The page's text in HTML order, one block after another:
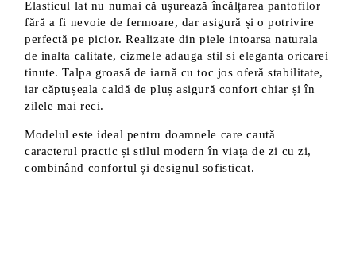
Elasticul lat nu numai că ușurează încălțarea pantofilor
fără a fi nevoie de fermoare, dar asigură și o potrivire
perfectă pe picior. Realizate din piele intoarsa naturala
de inalta calitate, cizmele adauga stil si eleganta oricarei
tinute. Talpa groasă de iarnă cu toc jos oferă stabilitate,
iar căptușeala caldă de pluș asigură confort chiar și în
zilele mai reci.
Modelul este ideal pentru doamnele care caută
caracterul practic și stilul modern în viața de zi cu zi,
combinând confortul și designul sofisticat.